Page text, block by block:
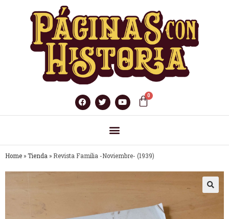
Home » Tienda » Revista Familia -Noviembre- (1939)